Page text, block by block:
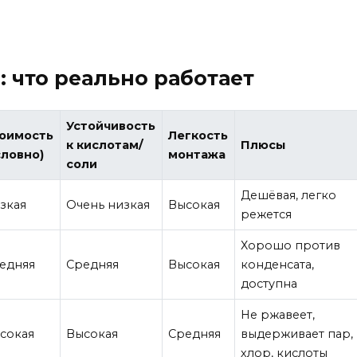
реально работает
Устойчивость
к кислотам/
соли
Легкость
монтажа
Плюсы
Очень низкая Высокая
Дешёвая, легко
режется
Средняя Высокая
Хорошо против
конденсата,
доступна
Высокая Средняя
Не ржавеет,
выдерживает пар,
хлор, кислоты